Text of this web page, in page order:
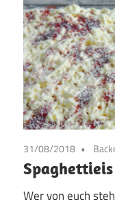
Travelblog
31/08/2018
Wer von euch